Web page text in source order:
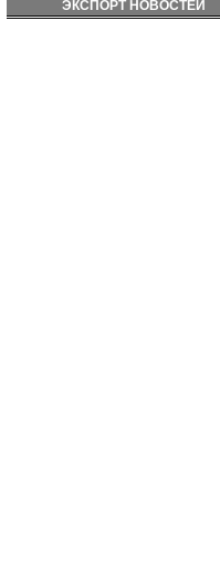
ЭКСПОРТ НОВОСТЕЙ